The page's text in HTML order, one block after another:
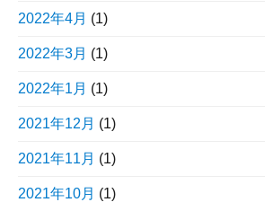
2022年4月 (1)
2022年3月 (1)
2022年1月 (1)
2021年12月 (1)
2021年11月 (1)
2021年10月 (1)